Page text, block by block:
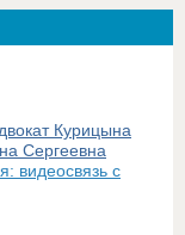
Курицына
Сергеевна
видеосвязь с